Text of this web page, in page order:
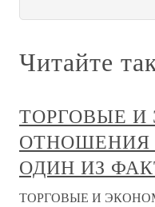
Читайте
ТОРГОВЫЕ
ОТНОШЕНИЯ
ОДИН ИЗ
ТОРГОВЫЕ И